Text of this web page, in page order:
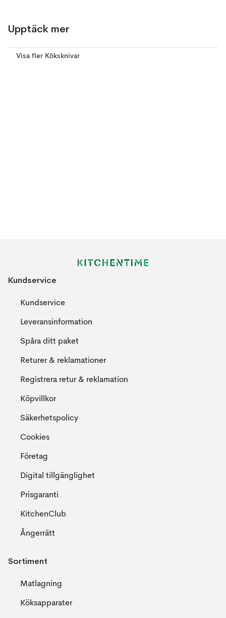
Upptäck mer
Visa fler Köksknivar
Kundservice
Kundservice
Leveransinformation
Spåra ditt paket
Returer & reklamationer
Registrera retur & reklamation
Köpvillkor
Säkerhetspolicy
Cookies
Företag
Digital tillgänglighet
Prisgaranti
KitchenClub
Ångerrätt
Sortiment
Matlagning
Köksapparater